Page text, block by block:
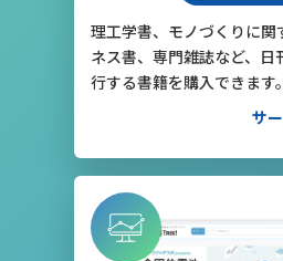
理工学書、モノづくりに関
ネス書、専門雑誌など、日
行する書籍を購入できます。
サ